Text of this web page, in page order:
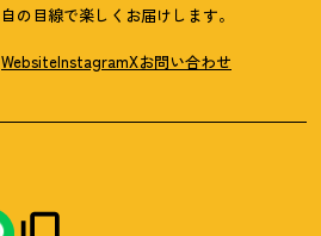
自の目線で楽しくお届けします。
WebsiteInstagramXお問い合わせ